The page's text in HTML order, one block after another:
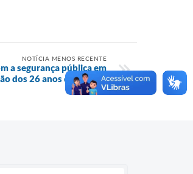
NOTÍCIA MENOS RECENTE
a segurança pública em
dos 26 anos da ACASP